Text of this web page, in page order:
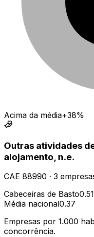
Acima da média+38%
Outras atividades
alojamento, n.e.
CAE 88990 · 3
Cabeceiras de Basto0.51
Média nacional0.37
Empresas por 1.000
concorrência.